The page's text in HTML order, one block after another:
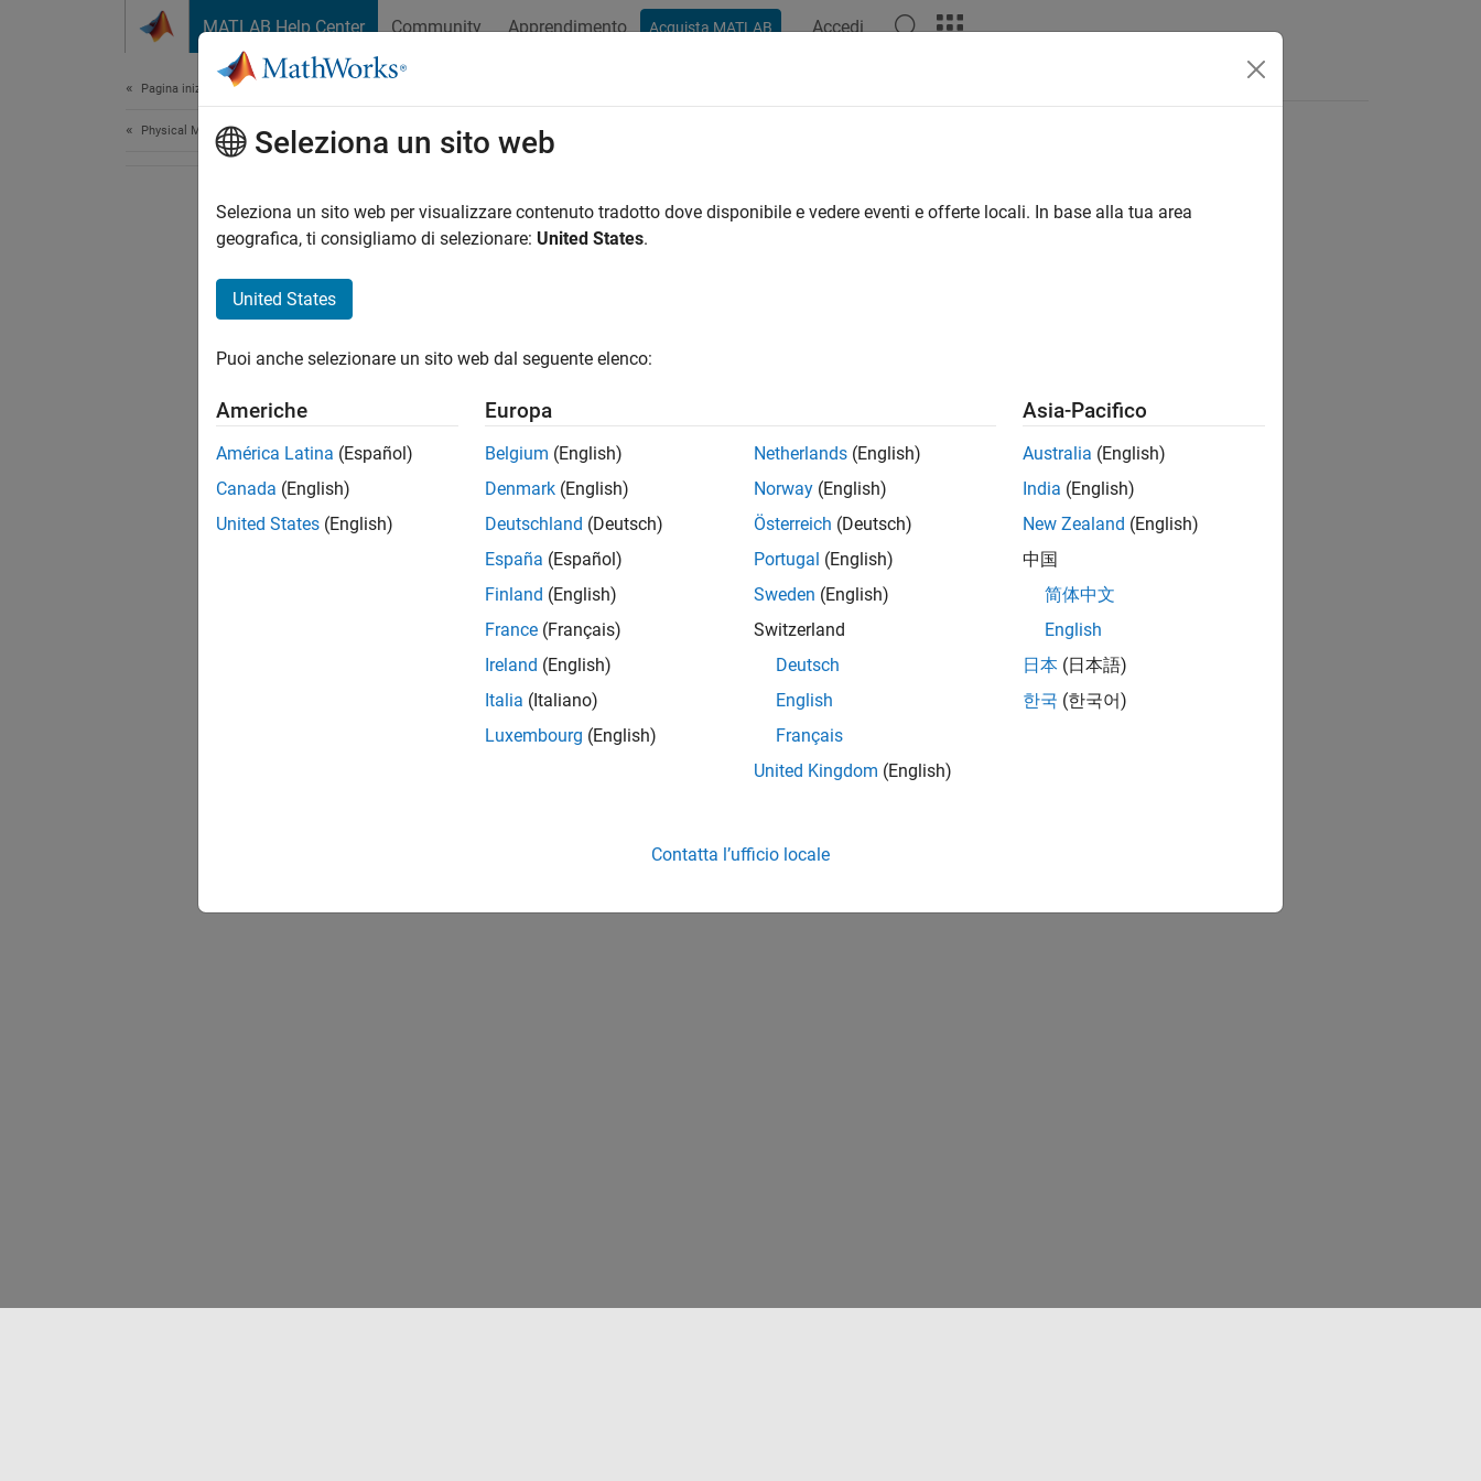
MATLAB Help Center Community Apprendimento Acquista MATLAB Accedi
Pagina iniziale della documentazione
Physical Modeling
How useful was this information?
Seleziona un sito web
Seleziona un sito web per visualizzare contenuto tradotto dove disponibile e vedere eventi e offerte locali. In base alla tua area
geografica, ti consigliamo di selezionare: United States.
United States
Puoi anche selezionare un sito web dal seguente elenco:
Americhe
América Latina (Español)
Canada (English)
United States (English)
Europa
Belgium (English)
Denmark (English)
Deutschland (Deutsch)
España (Español)
Finland (English)
France (Français)
Ireland (English)
Italia (Italiano)
Luxembourg (English)
Netherlands (English)
Norway (English)
Österreich (Deutsch)
Portugal (English)
Sweden (English)
Switzerland
Deutsch
English
Français
United Kingdom (English)
Asia-Pacifico
Australia (English)
India (English)
New Zealand (English)
中国
简体中文
English
日本 (日本語)
한국 (한국어)
Contatta l’ufficio locale